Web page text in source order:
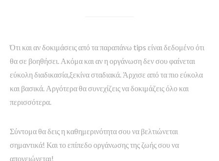
Ότι και αν δοκιμάσεις από τα παραπάνω tips είναι δεδομένο ότι
θα σε βοηθήσει. Ακόμα και αν η οργάνωση δεν σου φαίνεται
εύκολη διαδικασία,ξεκίνα σταδιακά. Άρχισε από τα πιο εύκολα
και βασικά. Αργότερα θα συνεχίζεις να δοκιμάζεις όλο και
περισσότερα.
Σύντομα θα δεις η καθημερινότητα σου να βελτιώνεται
σημαντικά! Και το επίπεδο οργάνωσης της ζωής σου να
απογειώνεται!